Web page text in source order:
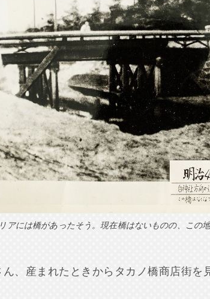
アには橋があったそう。現在橋はないものの、この
ん、産まれたときからタカノ橋商店街を